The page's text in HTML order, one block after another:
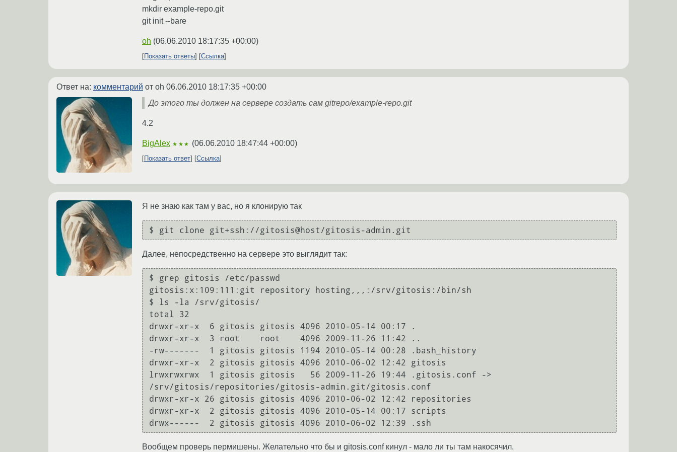
mkdir example-repo.git
git init --bare
oh (06.06.2010 18:17:35 +00:00)
Показать ответы Ссылка
Ответ на: комментарий от oh 06.06.2010 18:17:35 +00:00
До этого ты должен на сервере создать сам gitrepo/example-repo.git
4.2
BigAlex ★★★ (06.06.2010 18:47:44 +00:00)
Показать ответ Ссылка
Я не знаю как там у вас, но я клонирую так
$ git clone git+ssh://gitosis@host/gitosis-admin.git
Далее, непосредственно на сервере это выглядит так:
$ grep gitosis /etc/passwd
gitosis:x:109:111:git repository hosting,,,:/srv/gitosis:/bin/sh
$ ls -la /srv/gitosis/
total 32
drwxr-xr-x  6 gitosis gitosis 4096 2010-05-14 00:17 .
drwxr-xr-x  3 root    root    4096 2009-11-26 11:42 ..
-rw-------  1 gitosis gitosis 1194 2010-05-14 00:28 .bash_history
drwxr-xr-x  2 gitosis gitosis 4096 2010-06-02 12:42 gitosis
lrwxrwxrwx  1 gitosis gitosis   56 2009-11-26 19:44 .gitosis.conf ->
/srv/gitosis/repositories/gitosis-admin.git/gitosis.conf
drwxr-xr-x 26 gitosis gitosis 4096 2010-06-02 12:42 repositories
drwxr-xr-x  2 gitosis gitosis 4096 2010-05-14 00:17 scripts
drwx------  2 gitosis gitosis 4096 2010-06-02 12:39 .ssh
Вообщем проверь пермишены. Желательно что бы и gitosis.conf кинул - мало ли ты там накосячил.